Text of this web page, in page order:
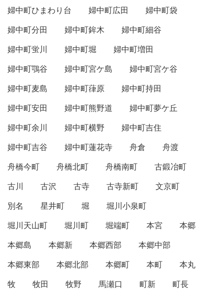
婦中町ひまわり台
婦中町広田
婦中町袋
婦中町分田
婦中町鉾木
婦中町細谷
婦中町蛍川
婦中町堀
婦中町増田
婦中町鶚谷
婦中町宮ケ島
婦中町宮ケ谷
婦中町麦島
婦中町葎原
婦中町持田
婦中町安田
婦中町熊野道
婦中町夢ケ丘
婦中町余川
婦中町横野
婦中町吉住
婦中町吉谷
婦中町蓮花寺 舟倉
舟渡
舟橋今町
舟橋北町 舟橋南町
古鍛冶町
古川
古沢 古寺 古寺新町
文京町
別名
星井町 堀
堀川小泉町
堀川天山町
堀川町 堀端町 本宮
本郷
本郷島
本郷新 本郷西部
本郷中部
本郷東部
本郷北部 本郷町 本町
本丸
牧
牧田 牧野 馬瀬口 町新
町長